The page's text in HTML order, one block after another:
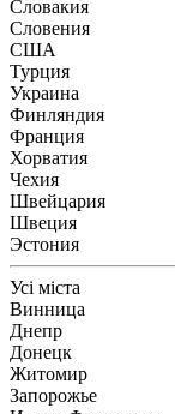
Словакия
Словения
США
Турция
Украина
Финляндия
Франция
Хорватия
Чехия
Швейцария
Швеция
Эстония
Усі міста
Винница
Днепр
Донецк
Житомир
Запорожье